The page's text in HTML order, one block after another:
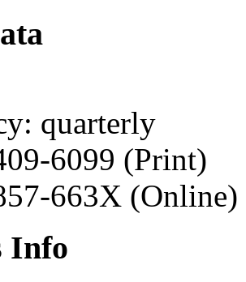
quarterly
6099 (Print)
663X (Online)
Info